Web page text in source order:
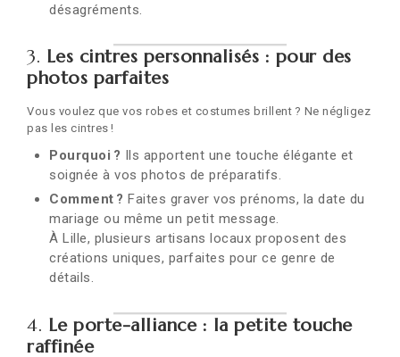
désagréments.
3. Les cintres personnalisés : pour des
photos parfaites
Vous voulez que vos robes et costumes brillent ? Ne négligez
pas les cintres !
Pourquoi ? Ils apportent une touche élégante et
soignée à vos photos de préparatifs.
Comment ? Faites graver vos prénoms, la date du
mariage ou même un petit message.
À Lille, plusieurs artisans locaux proposent des
créations uniques, parfaites pour ce genre de
détails.
4. Le porte-alliance : la petite touche
raffinée